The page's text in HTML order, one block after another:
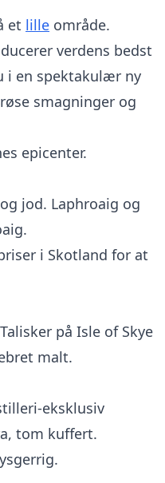
et lille område.
verdens bedst
i en spektakulær ny
smagninger og
epicenter.
jod. Laphroaig og
i Skotland for at
på Isle of Skye
malt.
eksklusiv
tom kuffert.